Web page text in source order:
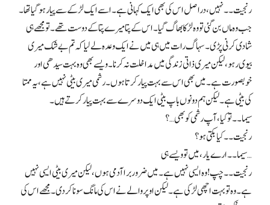
رنجیت۔۔ نہیں، دراصل اس کی بھی ایک کہانی ہے۔ اسے ایک لڑکے سے پیار ہوگیا تھا۔
جب وہ ماں بن گئی تو وہ لڑکا بھاگ گیا۔ اس کے پتا میرے پتا کے دوست تھے۔ تو مجھے ہی
شادی کرنی پڑی۔ سہاگ رات میں ہی میں نے ایک وعدہ لے لیا کہ تم بے شک میری
بیوی رہو، لیکن میری ذاتی زندگی میں مداخلت نہ کرنا۔ ویسے بھی وہ بہت سیدھی اور
خوبصورت ہے۔ میں بھی اس سے بہت پیار کرتا ہوں۔ رشمی میری بیٹی نہیں ہے، یہ ممتا
کی بیٹی ہے۔ لیکن ہم دونوں باپ بیٹی ایک دوسرے سے بہت پیار کرتے ہیں۔
سیما۔۔ تو کیا، آپ رشمی کو بھی…؟
رنجیت۔۔ کیا بکتی ہو؟
سیما۔۔ ارے یار، میں تو ویسے ہی…
رنجیت۔۔ چپ! وہ ایسی نہیں ہے۔ میں ضرور برا آدمی ہوں، لیکن میری بیٹی ایسی نہیں
ہے۔ وہ تو بہت اچھی لڑکی ہے۔ لیکن اوپر والے نے اس کی مانگ سونا کردی۔ مجھے اس کی